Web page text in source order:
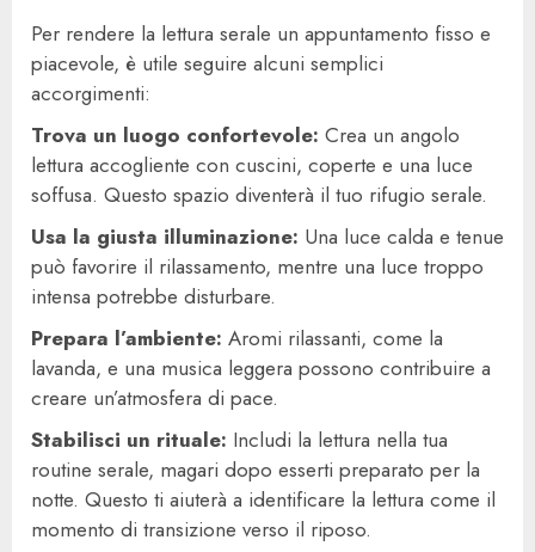
Per rendere la lettura serale un appuntamento fisso e
piacevole, è utile seguire alcuni semplici
accorgimenti:
Trova un luogo confortevole: Crea un angolo
lettura accogliente con cuscini, coperte e una luce
soffusa. Questo spazio diventerà il tuo rifugio serale.
Usa la giusta illuminazione: Una luce calda e tenue
può favorire il rilassamento, mentre una luce troppo
intensa potrebbe disturbare.
Prepara l’ambiente: Aromi rilassanti, come la
lavanda, e una musica leggera possono contribuire a
creare un’atmosfera di pace.
Stabilisci un rituale: Includi la lettura nella tua
routine serale, magari dopo esserti preparato per la
notte. Questo ti aiuterà a identificare la lettura come il
momento di transizione verso il riposo.